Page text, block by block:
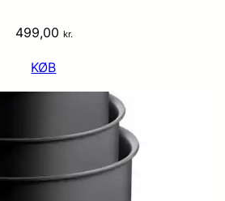
499,00 kr.
KØB